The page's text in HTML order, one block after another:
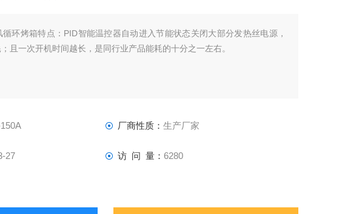
循环烤箱特点：PID智能温控器自动进入节能状态关闭大部分发热丝电源，
且一次开机时间越长，是同行业产品能耗的十分之一左右。
厂商性质： 生产厂家
27 访 问 量： 6280